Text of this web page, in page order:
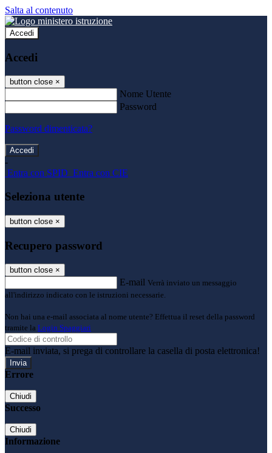
Salta al contenuto
Accedi
Accedi
button close ×
Nome Utente
Password
Password dimenticata?
-
Entra con SPID Entra con CIE
Seleziona utente
button close ×
Recupero password
button close ×
E-mail Verrà inviato un messaggio
all'indirizzo indicato con le istruzioni necessarie.
Non hai una e-mail associata al nome utente? Effettua il reset della password
tramite la Login Spaggiari
E-mail inviata, si prega di controllare la casella di posta elettronica!
Errore
Chiudi
Successo
Chiudi
Informazione